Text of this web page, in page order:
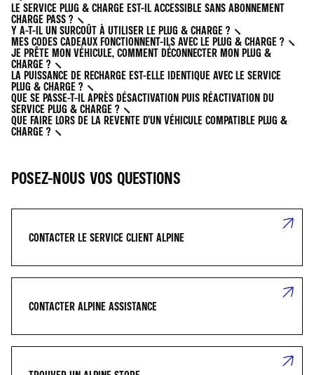
LE SERVICE PLUG & CHARGE EST-IL ACCESSIBLE SANS ABONNEMENT
CHARGE PASS ?
Y A-T-IL UN SURCOÛT À UTILISER LE PLUG & CHARGE ?
MES CODES CADEAUX FONCTIONNENT-ILS AVEC LE PLUG & CHARGE ?
JE PRÊTE MON VÉHICULE, COMMENT DÉCONNECTER MON PLUG &
CHARGE ?
LA PUISSANCE DE RECHARGE EST-ELLE IDENTIQUE AVEC LE SERVICE
PLUG & CHARGE ?
QUE SE PASSE-T-IL APRÈS DÉSACTIVATION PUIS RÉACTIVATION DU
SERVICE PLUG & CHARGE ?
QUE FAIRE LORS DE LA REVENTE D’UN VÉHICULE COMPATIBLE PLUG &
CHARGE ?
POSEZ-NOUS VOS QUESTIONS
CONTACTER LE SERVICE CLIENT ALPINE
CONTACTER ALPINE ASSISTANCE